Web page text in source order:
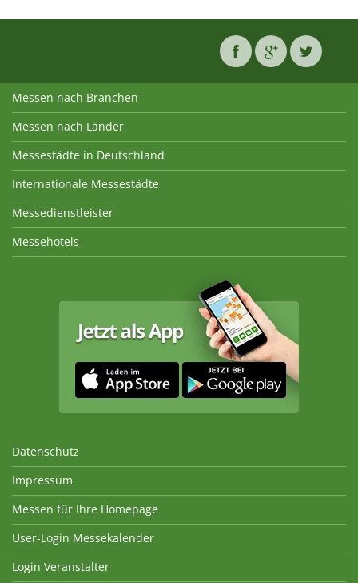
Messen nach Branchen
Messen nach Länder
Messestädte in Deutschland
Internationale Messestädte
Messedienstleister
Messehotels
Datenschutz
Impressum
Messen für Ihre Homepage
User-Login Messekalender
Login Veranstalter